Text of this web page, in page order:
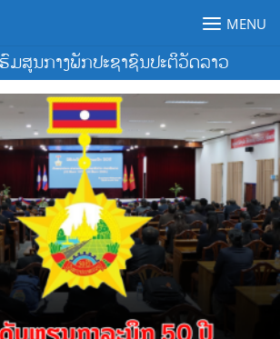
ມສູນກາງພັກປະຊາຊົນປະຕິວັດລາວ
MENU